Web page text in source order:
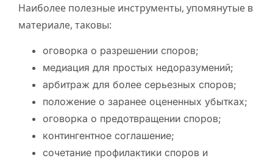
Наиболее полезные инструменты, упомянутые в
материале, таковы:
оговорка о разрешении споров;
медиация для простых недоразумений;
арбитраж для более серьезных споров;
положение о заранее оцененных убытках;
оговорка о предотвращении споров;
контингентное соглашение;
сочетание профилактики споров и